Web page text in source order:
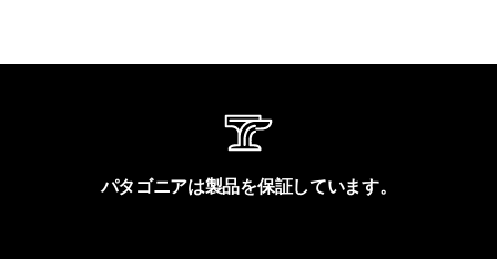
パタゴニアは製品を保証しています。